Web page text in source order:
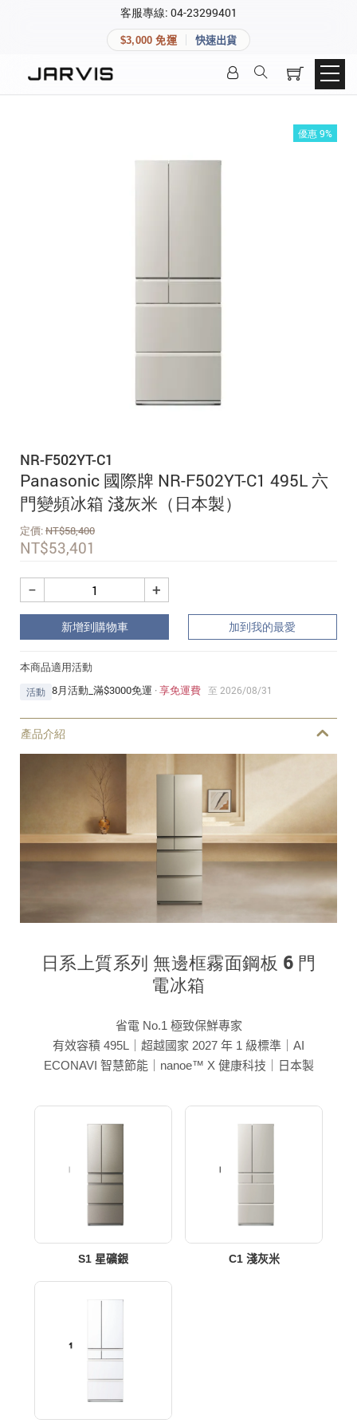
客服專線: 04-23299401
$3,000 免運 快速出貨
優惠 9%
NR-F502YT-C1
Panasonic 國際牌 NR-F502YT-C1 495L 六
門變頻冰箱 淺灰米（日本製）
定價:NT$58,400
NT$53,401
+
−
新增到購物車 加到我的最愛
本商品適用活動
活動 8月活動_滿$3000免運 ·享免運費 至 2026/08/31
產品介紹
日系上質系列 無邊框霧面鋼板 6 門
電冰箱
省電 No.1 極致保鮮專家
有效容積 495L｜超越國家 2027 年 1 級標準｜AI
ECONAVI 智慧節能｜nanoe™ X 健康科技｜日本製
S1 星礦銀 C1 淺灰米
快速連結
登入後可查看訂單、會員資料與收藏清單。
建立新帳號
加入 JARVIS VIP